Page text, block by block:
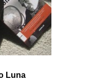
Luna